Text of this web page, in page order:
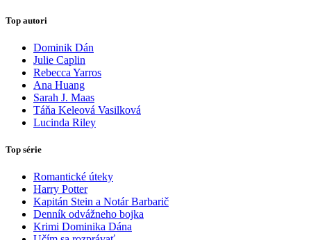
Top autori
Dominik Dán
Julie Caplin
Rebecca Yarros
Ana Huang
Sarah J. Maas
Táňa Keleová Vasilková
Lucinda Riley
Top série
Romantické úteky
Harry Potter
Kapitán Stein a Notár Barbarič
Denník odvážneho bojka
Krimi Dominika Dána